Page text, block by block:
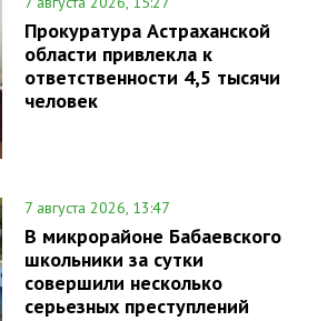
Прокуратура Астраханской
области привлекла к
ответственности 4,5 тысячи
человек
7 августа 2026, 13:47
В микрорайоне Бабаевского
школьники за сутки
совершили несколько
серьезных преступлений